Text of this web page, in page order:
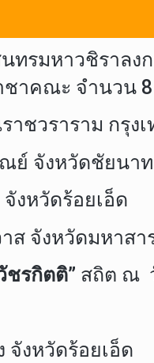
รมหาวชิราลง
าคณะ จำนวน
ชวราราม กรุง
ย์ จังหวัดชัยนาท
งหวัดร้อยเอ็ด
จังหวัดมหาสา
ชรกิตติ” สถิต ณ
งหวัดร้อยเอ็ด